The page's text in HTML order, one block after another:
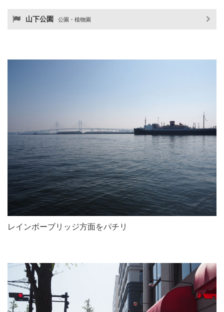
山下公園 公園・植物園
レインボーブリッジ方面をパチリ